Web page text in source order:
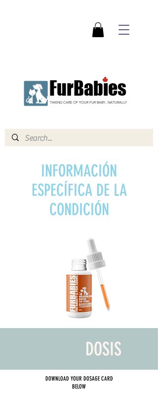
TAKING CARE OF YOUR FUR BABY...NATURALLY
FurBabies
INFORMACIÓN
ESPECÍFICA DE LA
CONDICIÓN
DOSIS
DOWNLOAD YOUR DOSAGE CARD
BELOW